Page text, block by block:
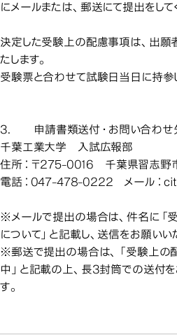
にメールまたは、郵送にて提出をして
決定した受験上の配慮事項は、出願
たします。
受験票と合わせて試験日当日に持参
3.
申請書類送付・お問い合わせ
千葉工業大学 入試広報部
住所：〒275-0016 千葉県習志野
電話：047-478-0222 メール：
※メールで提出の場合は、件名に「
について」と記載し、送信をお願いい
※郵送で提出の場合は、「受験上の
中」と記載の上、長3封筒での送付を
す。